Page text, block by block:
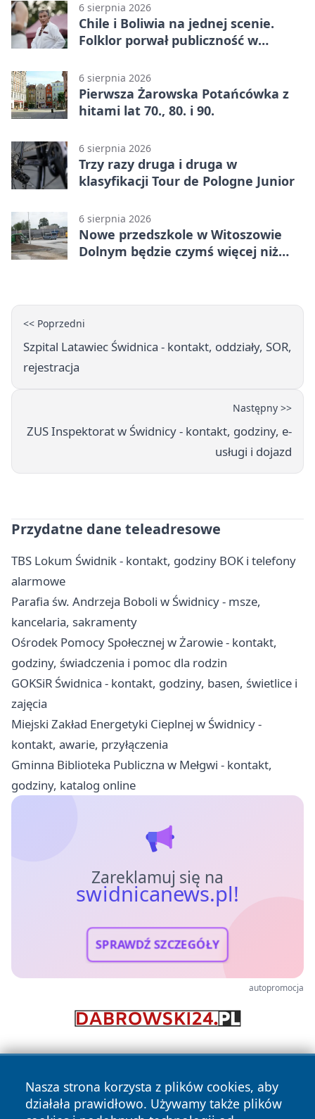
6 sierpnia 2026
Chile i Boliwia na jednej scenie.
Folklor porwał publiczność w
6 sierpnia 2026
Pierwsza Żarowska Potańcówka z
hitami lat 70., 80. i 90.
6 sierpnia 2026
Trzy razy druga i druga w
klasyfikacji Tour de Pologne Junior
6 sierpnia 2026
Nowe przedszkole w Witoszowie
Dolnym będzie czymś więcej niż
<< Poprzedni
Szpital Latawiec Świdnica - kontakt, oddziały, SOR,
rejestracja
Następny >>
ZUS Inspektorat w Świdnicy - kontakt, godziny, e-
usługi i dojazd
Przydatne dane teleadresowe
TBS Lokum Świdnik - kontakt, godziny BOK i telefony
alarmowe
Parafia św. Andrzeja Boboli w Świdnicy - msze,
kancelaria, sakramenty
Ośrodek Pomocy Społecznej w Żarowie - kontakt,
godziny, świadczenia i pomoc dla rodzin
GOKSiR Świdnica - kontakt, godziny, basen, świetlice i
zajęcia
Miejski Zakład Energetyki Cieplnej w Świdnicy -
kontakt, awarie, przyłączenia
Gminna Biblioteka Publiczna w Mełgwi - kontakt,
godziny, katalog online
Zareklamuj się na
swidnicanews.pl!
SPRAWDŹ SZCZEGÓŁY
autopromocja
Nasza strona korzysta z plików cookies, aby
działała prawidłowo. Używamy także plików